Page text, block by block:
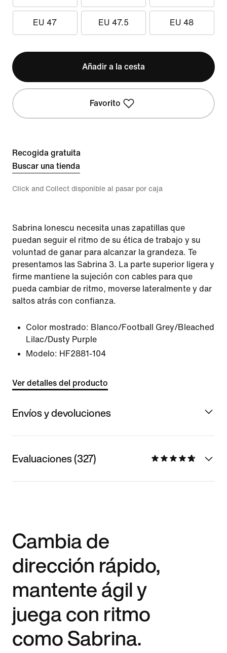
EU 47 EU 47.5 EU 48
Añadir a la cesta
Favorito
Recogida gratuita
Buscar una tienda
Click and Collect disponible al pasar por caja
Sabrina Ionescu necesita unas zapatillas que
puedan seguir el ritmo de su ética de trabajo y su
voluntad de ganar para alcanzar la grandeza. Te
presentamos las Sabrina 3. La parte superior ligera y
firme mantiene la sujeción con cables para que
pueda cambiar de ritmo, moverse lateralmente y dar
saltos atrás con confianza.
Color mostrado: Blanco/Football Grey/Bleached
Lilac/Dusty Purple
Modelo: HF2881-104
Ver detalles del producto
Envíos y devoluciones
Evaluaciones (327)
Cambia de
dirección rápido,
mantente ágil y
juega con ritmo
como Sabrina.